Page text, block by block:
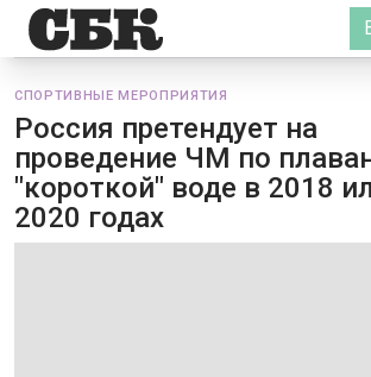
СПОРТИВНЫЕ МЕРОПРИЯТИЯ
Россия претендует на
проведение ЧМ по
"короткой" воде в 2018
2020 годах